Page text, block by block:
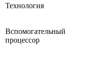
Технология
Вспомогательный
процессор